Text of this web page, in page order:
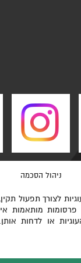
ניהול הסכמה
לצורך תפעול
פרסומות מותאמות
או לדחות